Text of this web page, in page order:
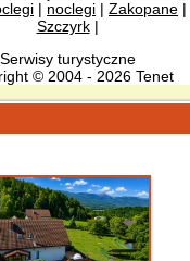
| noclegi | Zakopane |
Szczyrk|
Serwisy turystyczne
© 2004 - 2026 Tenet